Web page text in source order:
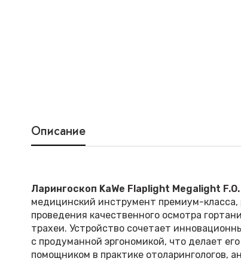
Описание
Ларингоскоп KaWe Flaplight Megalight F.O.
медицинский инструмент премиум-класса,
проведения качественного осмотра
трахеи. Устройство сочетает
с продуманной эргономикой, что делает
помощником в практике отоларингологов,